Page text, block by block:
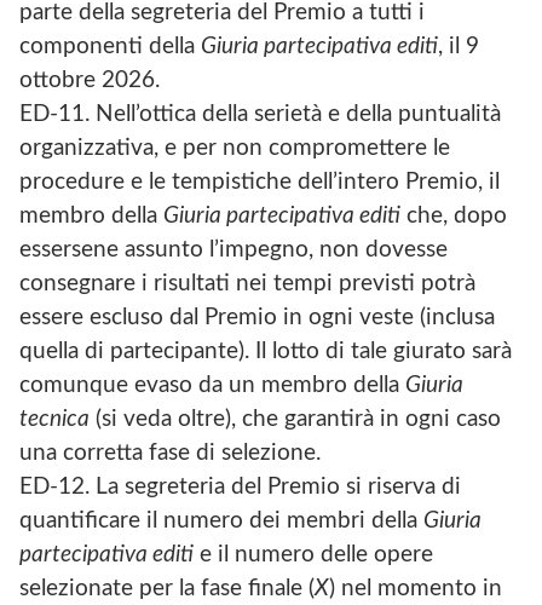
parte della segreteria del Premio a tutti i
componenti della Giuria partecipativa editi, il 9
ottobre 2026.
ED-11. Nell’ottica della serietà e della puntualità
organizzativa, e per non compromettere le
procedure e le tempistiche dell’intero Premio, il
membro della Giuria partecipativa editi che, dopo
essersene assunto l’impegno, non dovesse
consegnare i risultati nei tempi previsti potrà
essere escluso dal Premio in ogni veste (inclusa
quella di partecipante). Il lotto di tale giurato sarà
comunque evaso da un membro della Giuria
tecnica (si veda oltre), che garantirà in ogni caso
una corretta fase di selezione.
ED-12. La segreteria del Premio si riserva di
quantificare il numero dei membri della Giuria
partecipativa editi e il numero delle opere
selezionate per la fase finale (X) nel momento in